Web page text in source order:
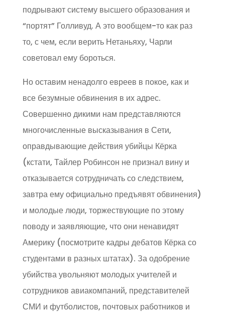
подрывают систему высшего образования и
“портят” Голливуд. А это вообщем-то как раз
то, с чем, если верить Нетаньяху, Чарли
советовал ему бороться.
Но оставим ненадолго евреев в покое, как и
все безумные обвинения в их адрес.
Совершенно дикими нам представляются
многочисленные высказывания в Сети,
оправдывающие действия убийцы Кёрка
(кстати, Тайлер Робинсон не признал вину и
отказывается сотрудничать со следствием,
завтра ему официально предъявят обвинения)
и молодые люди, торжествующие по этому
поводу и заявляющие, что они ненавидят
Америку (посмотрите кадры дебатов Кёрка со
студентами в разных штатах). За одобрение
убийства увольняют молодых учителей и
сотрудников авиакомпаний, представителей
СМИ и футболистов, почтовых работников и